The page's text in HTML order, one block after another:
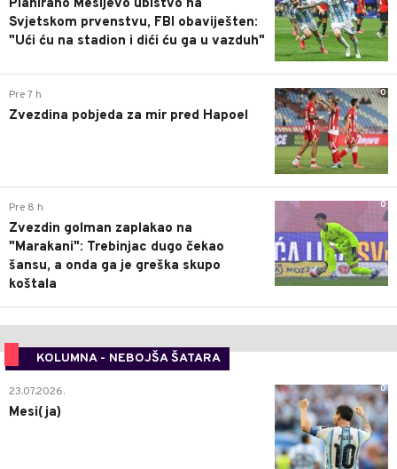
Planirano Mesijevo ubistvo na
Svjetskom prvenstvu, FBI obaviješten:
"Ući ću na stadion i dići ću ga u vazduh"
0
Pre 7 h
Zvezdina pobjeda za mir pred Hapoel
0
Pre 8 h
Zvezdin golman zaplakao na
"Marakani": Trebinjac dugo čekao
šansu, a onda ga je greška skupo
koštala
KOLUMNA - NEBOJŠA ŠATARA
0
23.07.2026.
Mesi(ja)